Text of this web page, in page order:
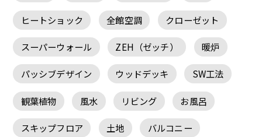
ヒートショック 全館空調 クローゼット
スーパーウォール ZEH（ゼッチ） 暖炉
パッシブデザイン ウッドデッキ SW工法
観葉植物 風水 リビング お風呂
スキップフロア 土地 バルコニー